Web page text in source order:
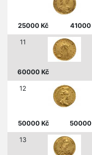
25000 Kč 41000
11
60000 Kč
12
50000 Kč 50000
13